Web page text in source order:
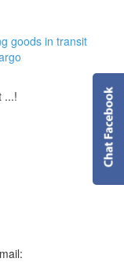
goods in transit
...!